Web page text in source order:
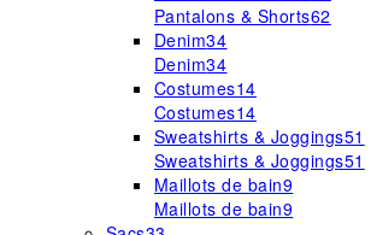
Pantalons & Shorts62
Denim34
Denim34
Costumes14
Costumes14
Sweatshirts & Joggings51
Sweatshirts & Joggings51
Maillots de bain9
Maillots de bain9